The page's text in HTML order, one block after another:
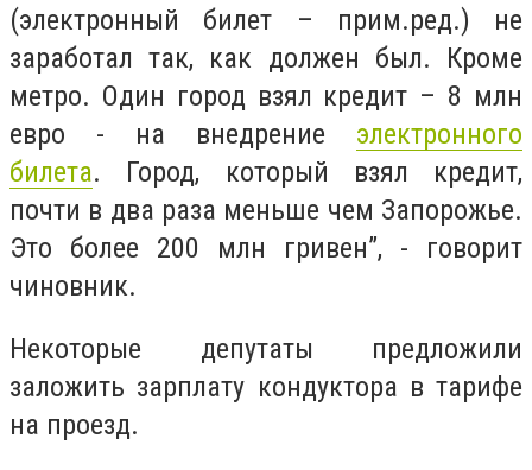
(электронный билет – прим.ред.) не
заработал так, как должен был. Кроме
метро. Один город взял кредит – 8 млн
евро - на внедрение электронного
билета. Город, который взял кредит,
почти в два раза меньше чем Запорожье.
Это более 200 млн гривен”, - говорит
чиновник.
Некоторые депутаты предложили
заложить зарплату кондуктора в тарифе
на проезд.